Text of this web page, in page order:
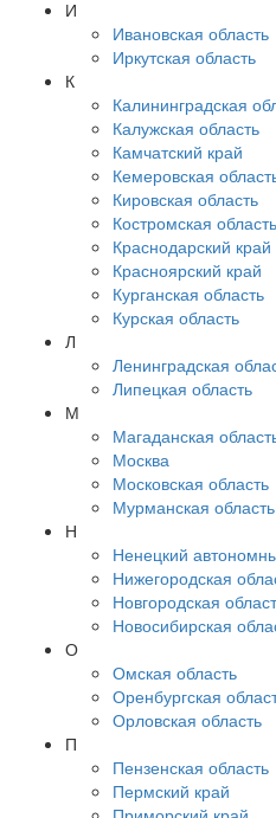
И
Ивановская область
Иркутская область
К
Калининградская
Калужская область
Камчатский край
Кемеровская
Кировская область
Костромская область
Краснодарский край
Красноярский край
Курганская область
Курская область
Л
Ленинградская
Липецкая область
М
Магаданская
Москва
Московская область
Мурманская область
Н
Ненецкий
Нижегородская
Новгородская
Новосибирская
О
Омская область
Оренбургская
Орловская область
П
Пензенская область
Пермский край